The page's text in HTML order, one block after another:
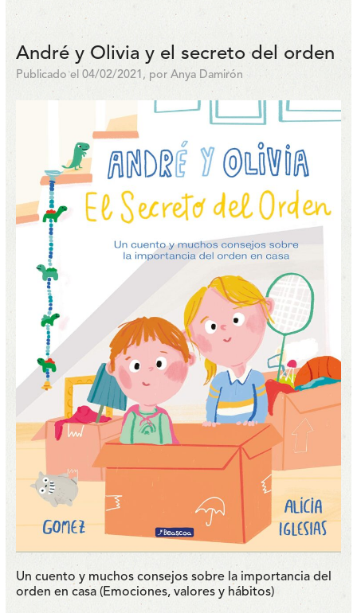
André y Olivia y el secreto del orden
Publicado el 04/02/2021, por Anya Damirón
Un cuento y muchos consejos sobre la importancia del
orden en casa (Emociones, valores y hábitos)